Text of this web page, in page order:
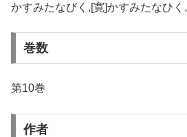
かすみたなびく,[寛]かすみたなひく,
巻数
第10巻
作者